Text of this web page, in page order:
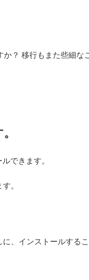
？ 移行もまた些細な
できます。
。
、インストールするこ